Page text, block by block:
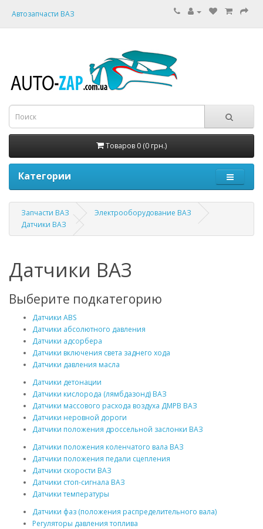
Автозапчасти ВАЗ
Товаров 0 (0 грн.)
Категории
Запчасти ВАЗ
Электрооборудование ВАЗ
Датчики ВАЗ
Датчики ВАЗ
Выберите подкатегорию
Датчики ABS
Датчики абсолютного давления
Датчики адсорбера
Датчики включения света заднего хода
Датчики давления масла
Датчики детонации
Датчики кислорода (лямбдазонд) ВАЗ
Датчики массового расхода воздуха ДМРВ ВАЗ
Датчики неровной дороги
Датчики положения дроссельной заслонки ВАЗ
Датчики положения коленчатого вала ВАЗ
Датчики положения педали сцепления
Датчики скорости ВАЗ
Датчики стоп-сигнала ВАЗ
Датчики температуры
Датчики фаз (положения распределительного вала)
Регуляторы давления топлива